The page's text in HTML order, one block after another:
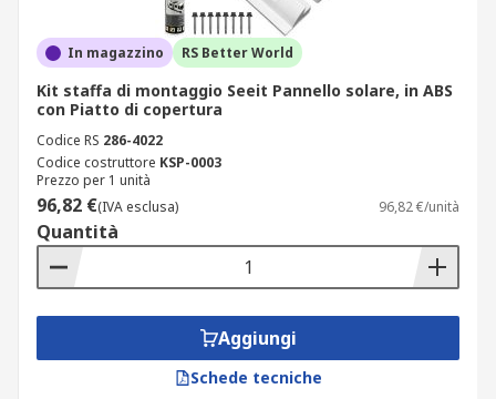
In magazzino RS Better World
Kit staffa di montaggio Seeit Pannello solare, in ABS
con Piatto di copertura
Codice RS 286-4022
Codice costruttore KSP-0003
Prezzo per 1 unità
96,82 €(IVA esclusa) 96,82 €/unità
Quantità
Aggiungi
Schede tecniche